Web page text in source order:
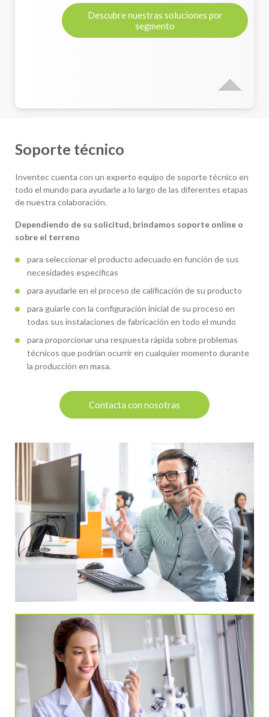
Descubre nuestras soluciones por
segmento
Soporte técnico
Inventec cuenta con un experto equipo de soporte técnico en
todo el mundo para ayudarle a lo largo de las diferentes etapas
de nuestra colaboración.
Dependiendo de su solicitud, brindamos soporte online o
sobre el terreno
para seleccionar el producto adecuado en función de sus
necesidades específicas
para ayudarle en el proceso de calificación de su producto
para guiarle con la configuración inicial de su proceso en
todas sus instalaciones de fabricación en todo el mundo
para proporcionar una respuesta rápida sobre problemas
técnicos que podrían ocurrir en cualquier momento durante
la producción en masa.
Contacta con nosotras